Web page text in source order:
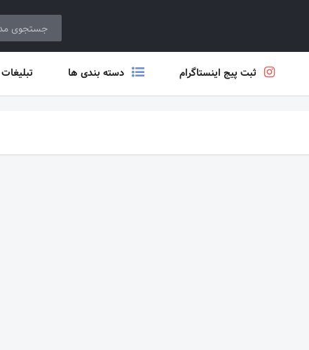
ثبت پیج اینستاگرام دسته بندی ها تبلیغات